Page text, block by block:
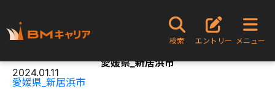
検索 エントリー メニュー
愛媛県_新居浜市
2024.01.11
愛媛県_新居浜市